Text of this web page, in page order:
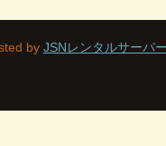
by JSNレンタルサーバ